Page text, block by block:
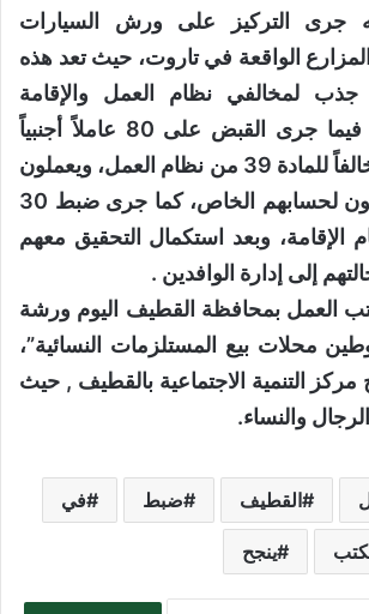
جرى التركيز على ورش السيارات
المزارع الواقعة في تاروت، حيث تعد هذه
جذب لمخالفي نظام العمل والإقامة
والعمالة الأجنبية، فيما جرى القبض على 80 عاملاً أجنبياً
منهم 50 عاملاً مخالفاً للمادة 39 من نظام العمل، ويعملون
لدى الغير أو يعملون لحسابهم الخاص، كما جرى ضبط 30
الإقامة، وبعد استكمال التحقيق معهم
إلى إدارة الوافدين .
العمل بمحافظة القطيف اليوم ورشة
محلات بيع المستلزمات النسائية”،
التنمية الاجتماعية بالقطيف , حيث
والنساء.
القطيف ضبط في
ينجح